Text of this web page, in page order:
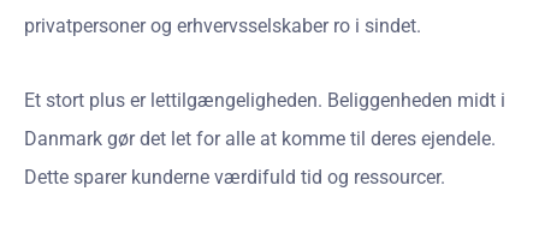
privatpersoner og erhvervsselskaber ro i sindet.
Et stort plus er lettilgængeligheden. Beliggenheden midt i
Danmark gør det let for alle at komme til deres ejendele.
Dette sparer kunderne værdifuld tid og ressourcer.